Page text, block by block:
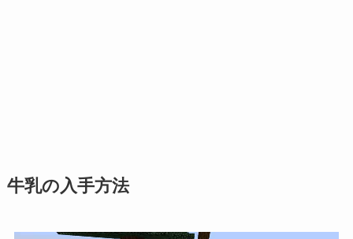
牛乳の入手方法